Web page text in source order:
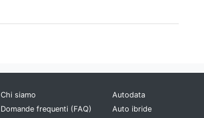
Chi siamo
Domande frequenti (FAQ)
Autodata
Auto ibride